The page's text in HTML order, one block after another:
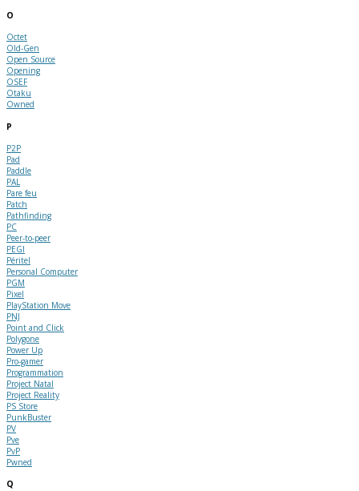
O
Octet
Old-Gen
Open Source
Opening
OSEF
Otaku
Owned
P
P2P
Pad
Paddle
PAL
Pare feu
Patch
Pathfinding
PC
Peer-to-peer
PEGI
Péritel
Personal Computer
PGM
Pixel
PlayStation Move
PNJ
Point and Click
Polygone
Power Up
Pro-gamer
Programmation
Project Natal
Project Reality
PS Store
PunkBuster
PV
Pve
PvP
Pwned
Q